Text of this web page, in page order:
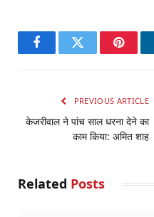
FacebookTwitter
PREVIOUS ARTICLE
केजरीवाल ने पांच साल धरना देने का
काम किया: अमित शाह
Related Posts